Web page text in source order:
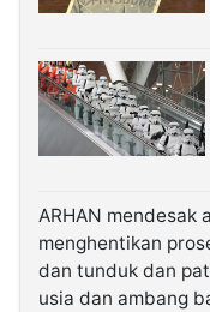
ARHAN mendesak
menghentikan
dan tunduk dan
usia dan ambang